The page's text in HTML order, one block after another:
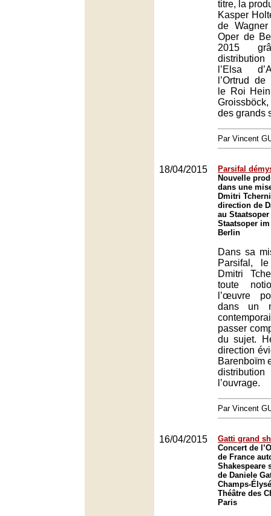
titre, la
Kasper
de
Oper de
2015
l’Elsa
l’Ortrud
le Roi
des grands
Par Vincent
18/04/2015
Parsifal
Nouvelle
dans une
Dmitri
direction de
au
Staatsoper
Berlin
Dans sa
Parsifal,
Dmitri
toute
l’œuvre
dans un
passer
du sujet.
direction
Barenboïm
l’ouvrage.
Par Vincent
16/04/2015
Gatti grand
Concert de
de France
Shakespeare
de Daniele
Champs-
Théâtre des
Paris